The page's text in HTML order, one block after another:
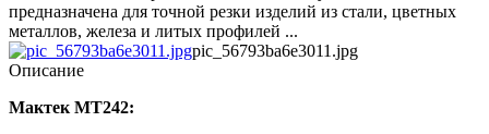
предназначена для точной резки изделий из стали, цветных
металлов, железа и литых профилей ...
pic_56793ba6e3011.jpg
Описание
Мактек МТ242: